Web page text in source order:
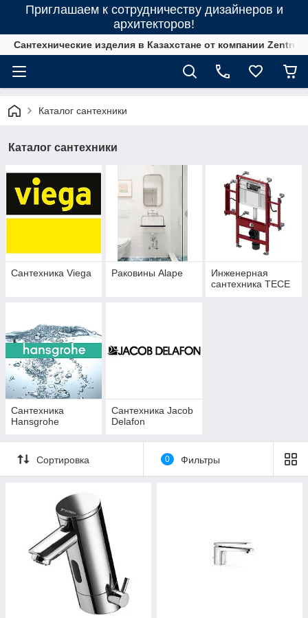
Приглашаем к сотрудничеству дизайнеров и
архитекторов!
Сантехнические изделия в Казахстане от компании Zentrum
Каталог сантехники
Каталог сантехники
Сантехника Viega Раковины Alape
Инженерная
сантехника ТЕСЕ
Сантехника
Hansgrohe
Сантехника Jacob
Delafon
Сортировка 0 Фильтры